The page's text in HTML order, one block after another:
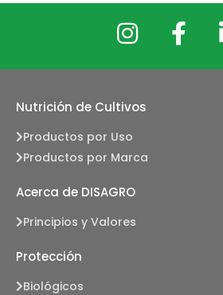
Nutrición de Cultivos
Productos por Uso
Productos por Marca
Acerca de DISAGRO
Principios y Valores
Protección
Biológicos